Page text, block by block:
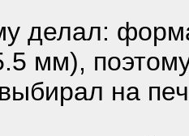
делал:
мм), поэтому
на